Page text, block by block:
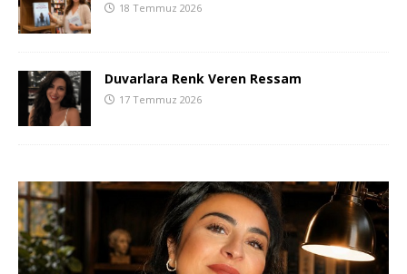
18 Temmuz 2026
Duvarlara Renk Veren Ressam
17 Temmuz 2026